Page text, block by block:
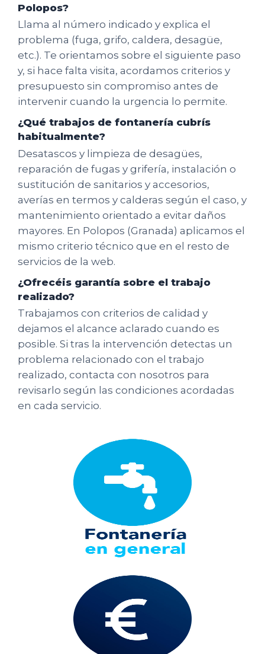
Polopos?
Llama al número indicado y explica el
problema (fuga, grifo, caldera, desagüe,
etc.). Te orientamos sobre el siguiente paso
y, si hace falta visita, acordamos criterios y
presupuesto sin compromiso antes de
intervenir cuando la urgencia lo permite.
¿Qué trabajos de fontanería cubrís
habitualmente?
Desatascos y limpieza de desagües,
reparación de fugas y grifería, instalación o
sustitución de sanitarios y accesorios,
averías en termos y calderas según el caso, y
mantenimiento orientado a evitar daños
mayores. En Polopos (Granada) aplicamos el
mismo criterio técnico que en el resto de
servicios de la web.
¿Ofrecéis garantía sobre el trabajo
realizado?
Trabajamos con criterios de calidad y
dejamos el alcance aclarado cuando es
posible. Si tras la intervención detectas un
problema relacionado con el trabajo
realizado, contacta con nosotros para
revisarlo según las condiciones acordadas
en cada servicio.